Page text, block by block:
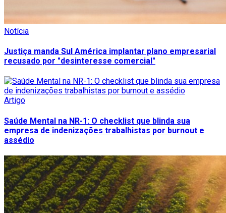
Notícia
Justiça manda Sul América implantar plano empresarial
recusado por "desinteresse comercial"
Artigo
Saúde Mental na NR-1: O checklist que blinda sua
empresa de indenizações trabalhistas por burnout e
assédio